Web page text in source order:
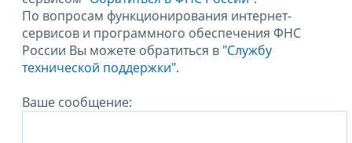
По вопросам функционирования интернет-
сервисов и программного обеспечения ФНС
России Вы можете обратиться в "Службу
технической поддержки".
Ваше сообщение: